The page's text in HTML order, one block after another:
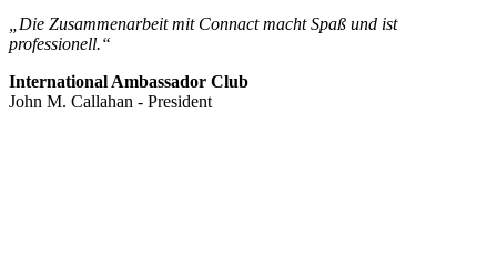
„Die Zusammenarbeit mit Connact macht Spaß und ist
professionell.“
International Ambassador Club
John M. Callahan - President